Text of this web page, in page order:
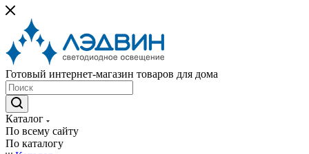
Готовый интернет-магазин товаров для дома
Каталог
По всему сайту
По каталогу